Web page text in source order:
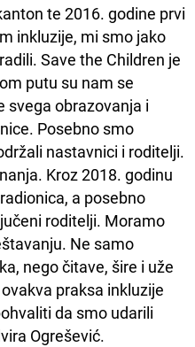
te 2016. godine prvi
inkluzije, mi smo jako
Save the Children je
putu su nam se
svega obrazovanja i
Posebno smo
nastavnici i roditelji.
Kroz 2018. godinu
a posebno
roditelji. Moramo
Ne samo
nego čitave, šire i uže
praksa inkluzije
da smo udarili
Ogrešević.